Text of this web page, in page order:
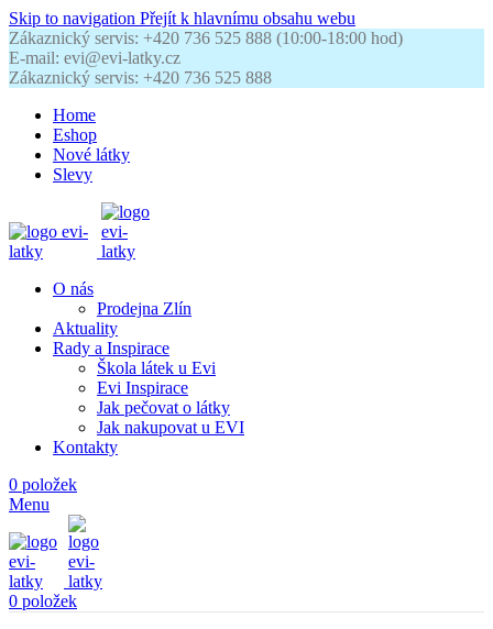
Skip to navigation Přejít k hlavnímu obsahu webu
Zákaznický servis: +420 736 525 888 (10:00-18:00 hod)
E-mail: evi@evi-latky.cz
Zákaznický servis: +420 736 525 888
Home
Eshop
Nové látky
Slevy
O nás
Prodejna Zlín
Aktuality
Rady a Inspirace
Škola látek u Evi
Evi Inspirace
Jak pečovat o látky
Jak nakupovat u EVI
Kontakty
0 položek
Menu
0 položek